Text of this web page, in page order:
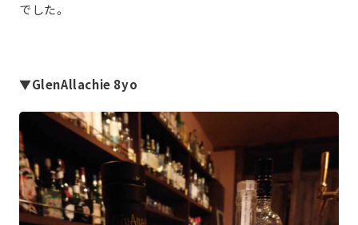
でした。
▼GlenAllachie 8yo